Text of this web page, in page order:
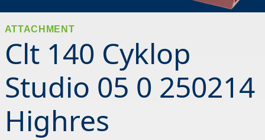
ATTACHMENT
Clt 140 Cyklop
Studio 05 0 250214
Highres